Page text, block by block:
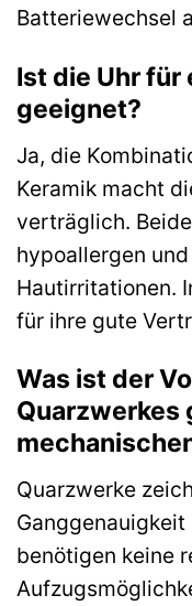
Batteriewechsel
Ist die Uhr
geeignet?
Ja, die
Keramik macht
verträglich.
hypoallergen
Hautirritationen.
für ihre gute
Was ist der
Quarzwerkes
Quarzwerke
benötigen keine